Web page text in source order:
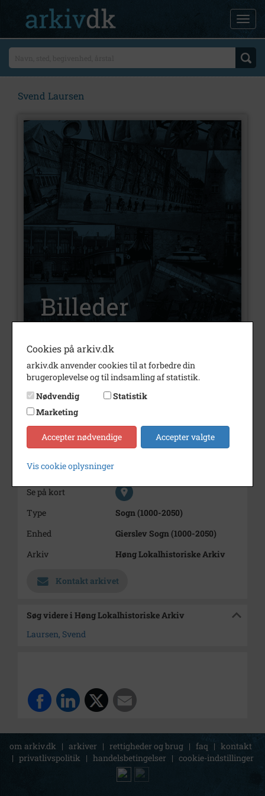
Svend Laursen
Nummer
B8712
Beskrivelse
Årstal
1998
Dateringsnote
1998
Fotograf
Se på kort
Type
Sogn (1000-2050)
Enhed
Gierslev Sogn (1000-2050)
Arkiv
Høng Lokalhistoriske Arkiv
Kontakt arkivet
Søg videre i Høng Lokalhistoriske Arkiv
Laursen, Svend
om arkiv.dk | arkiver | rettigheder og brug | faq | kontakt
| privatlivspolitik | handelsbetingelser | cookie-indstillinger
Cookies på arkiv.dk
arkiv.dk anvender cookies til at forbedre din
brugeroplevelse og til indsamling af statistik.
Nødvendig
Statistik
Marketing
Accepter nødvendige Accepter valgte
Vis cookie oplysninger